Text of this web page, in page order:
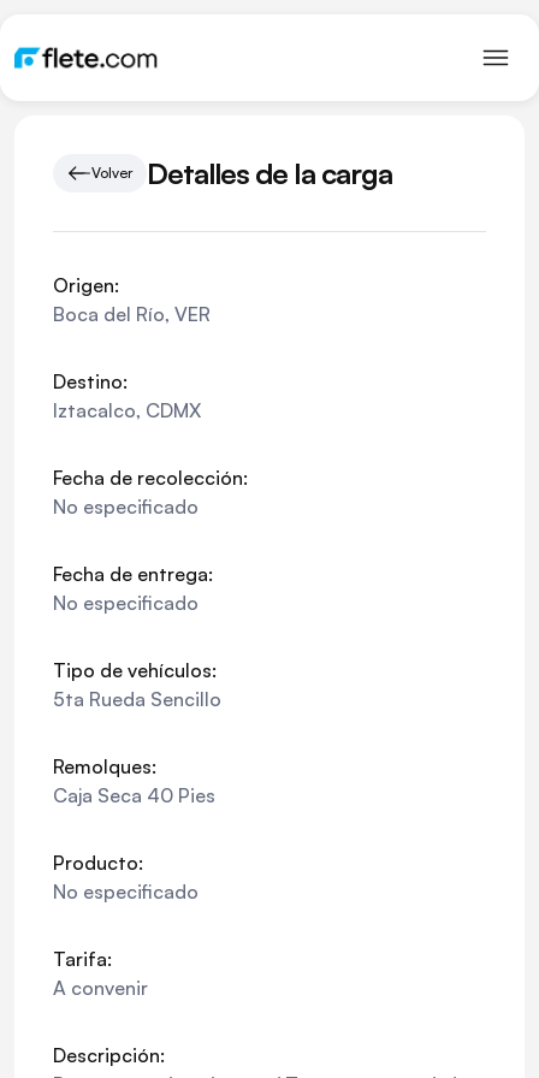
Volver Detalles de la carga
Origen:
Boca del Río, VER
Destino:
Iztacalco, CDMX
Fecha de recolección:
No especificado
Fecha de entrega:
No especificado
Tipo de vehículos:
5ta Rueda Sencillo
Remolques:
Caja Seca 40 Pies
Producto:
No especificado
Tarifa:
A convenir
Descripción: